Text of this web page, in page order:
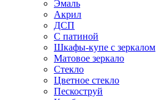
Эмаль
Акрил
ДСП
С патиной
Шкафы-купе с зеркалом
Матовое зеркало
Стекло
Цветное стекло
Пескоструй